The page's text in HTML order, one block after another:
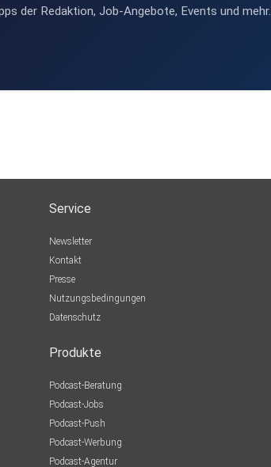
der Redaktion, Job-Angebote, Events und mehr.
Service
Newsletter
Kontakt
Presse
Nutzungsbedingungen
Datenschutz
Produkte
Podcast-Beratung
Podcast-Jobs
Podcast-Push
Podcast-Werbung
Podcast-Agentur